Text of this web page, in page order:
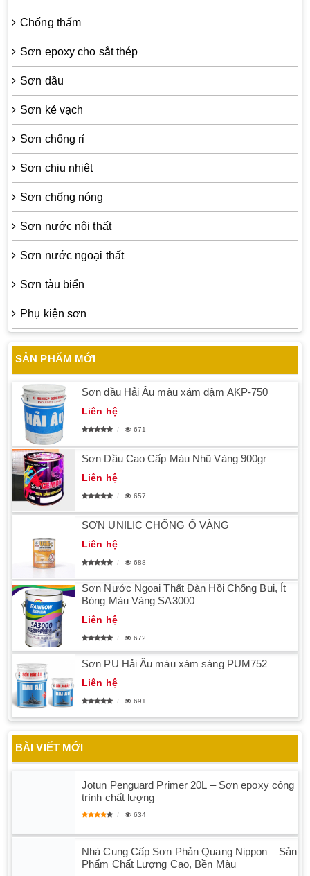
Chống thấm
Sơn epoxy cho sắt thép
Sơn dầu
Sơn kẻ vạch
Sơn chống rỉ
Sơn chịu nhiệt
Sơn chống nóng
Sơn nước nội thất
Sơn nước ngoại thất
Sơn tàu biển
Phụ kiện sơn
SẢN PHẨM MỚI
Sơn dầu Hải Âu màu xám đậm AKP-750
Liên hệ
671
Sơn Dầu Cao Cấp Màu Nhũ Vàng 900gr
Liên hệ
657
SƠN UNILIC CHỐNG Ố VÀNG
Liên hệ
688
Sơn Nước Ngoại Thất Đàn Hồi Chống Bụi, Ít
Bóng Màu Vàng SA3000
Liên hệ
672
Sơn PU Hải Âu màu xám sáng PUM752
Liên hệ
691
BÀI VIẾT MỚI
Jotun Penguard Primer 20L – Sơn epoxy công
trình chất lượng
634
Nhà Cung Cấp Sơn Phản Quang Nippon – Sản
Phẩm Chất Lượng Cao, Bền Màu